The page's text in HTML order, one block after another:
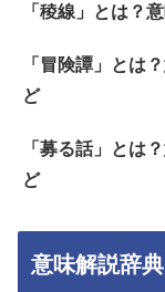
「稜線」とは？
「冒険譚」とは
ど
「募る話」とは
ど
意味解説辞